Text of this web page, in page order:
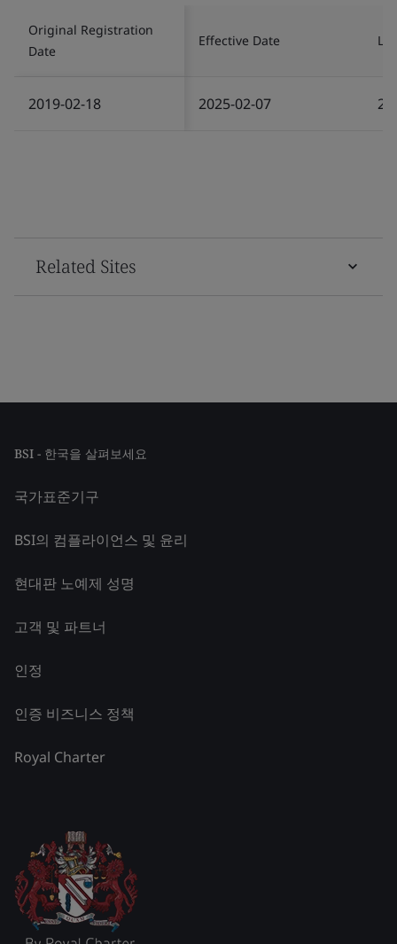
Original Registration
Date
Effective Date
2019-02-18 2025-02-07
Related Sites
BSI - 한국을 살펴보세요
국가표준기구
BSI의 컴플라이언스 및 윤리
현대판 노예제 성명
고객 및 파트너
인정
인증 비즈니스 정책
Royal Charter